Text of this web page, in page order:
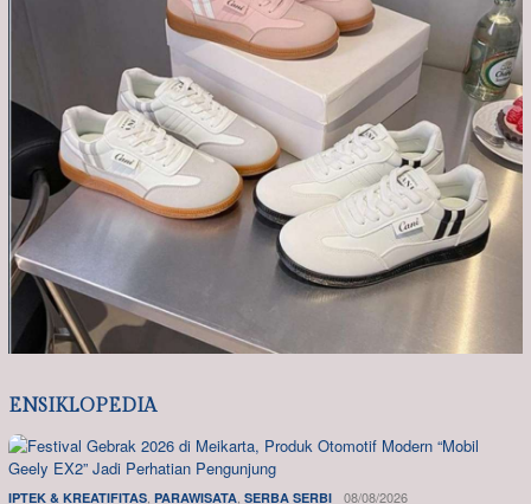
ENSIKLOPEDIA
IPTEK & KREATIFITAS PARAWISATA SERBA SERBI 08/08/2026